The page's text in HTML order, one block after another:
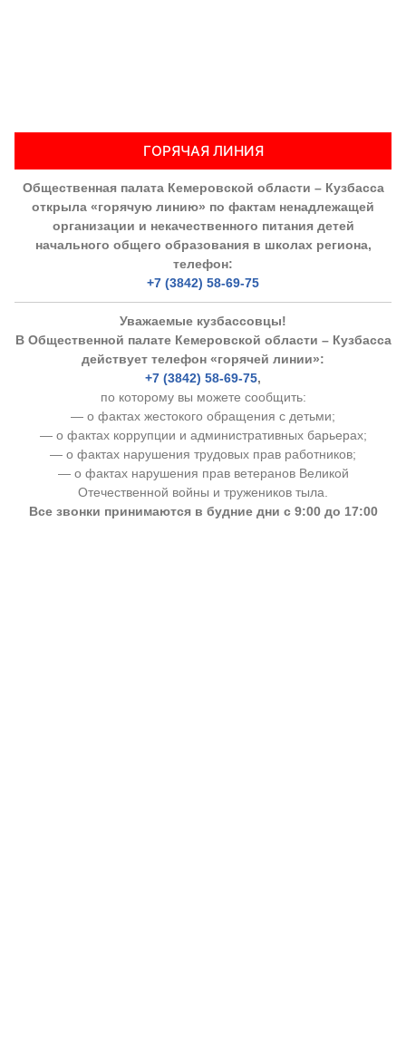
ГОРЯЧАЯ ЛИНИЯ
Общественная палата Кемеровской области – Кузбасса
открыла «горячую линию» по фактам ненадлежащей
организации и некачественного питания детей
начального общего образования в школах региона,
телефон:
+7 (3842) 58-69-75
Уважаемые кузбассовцы!
В Общественной палате Кемеровской области – Кузбасса
действует телефон «горячей линии»:
+7 (3842) 58-69-75,
по которому вы можете сообщить:
— о фактах жестокого обращения с детьми;
— о фактах коррупции и административных барьерах;
— о фактах нарушения трудовых прав работников;
— о фактах нарушения прав ветеранов Великой
Отечественной войны и тружеников тыла.
Все звонки принимаются в будние дни с 9:00 до 17:00